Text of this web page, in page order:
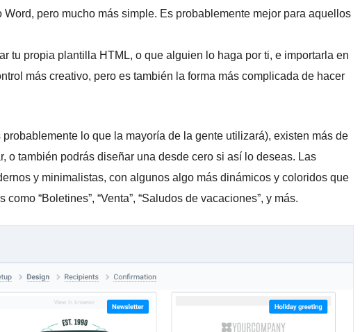
Word, pero mucho más simple. Es probablemente mejor para aquellos
tu propia plantilla HTML, o que alguien lo haga por ti, e importarla en
más creativo, pero es también la forma más complicada de hacer
lo que la mayoría de la gente utilizará), existen más de
o también podrás diseñar una desde cero si así lo deseas. Las
y minimalistas, con algunos algo más dinámicos y coloridos que
“Boletines”, “Venta”, “Saludos de vacaciones”, y más.